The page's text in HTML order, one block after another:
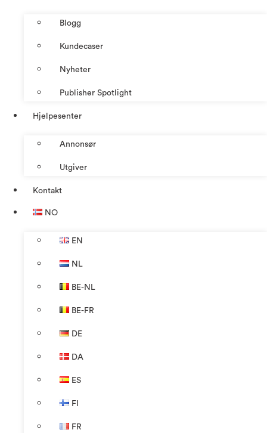
Blogg
Kundecaser
Nyheter
Publisher Spotlight
Hjelpesenter
Annonsør
Utgiver
Kontakt
NO
EN
NL
BE-NL
BE-FR
DE
DA
ES
FI
FR